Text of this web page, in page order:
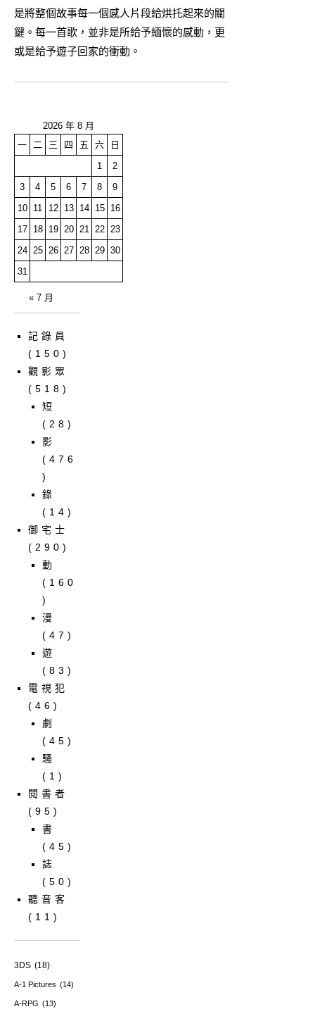
是將整個故事每一個感人片段給烘托起來的關
鍵。每一首歌，並非是所給予緬懷的感動，更
或是給予遊子回家的衝動。
2026 年 8 月
一 二 三 四 五 六
日
1
2
3
4 5 6 7 8
9
10
11 12 13 14 15
16
17
18 19 20 21 22 23
24 25 26 27 28 29 30
31
« 7 月
記錄員
(150)
觀影眾
(518)
短
(28)
影
(476
)
錄
(14)
御宅士
(290)
動
(160
)
漫
(47)
遊
(83)
電視犯
(46)
劇
(45)
騷
(1)
閱書者
(95)
書
(45)
誌
(50)
聽音客
(11)
3DS (18)
A-1 Pictures (14)
A-RPG (13)